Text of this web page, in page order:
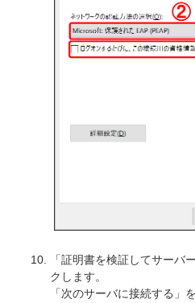
「証明書を検証してサーバ
クします。
「次のサーバに接続する」